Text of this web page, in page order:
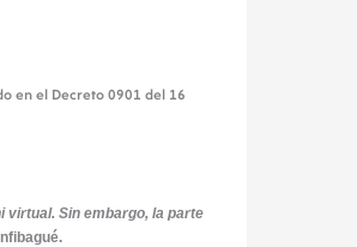
en el Decreto 0901 del 16
virtual. Sin embargo, la parte